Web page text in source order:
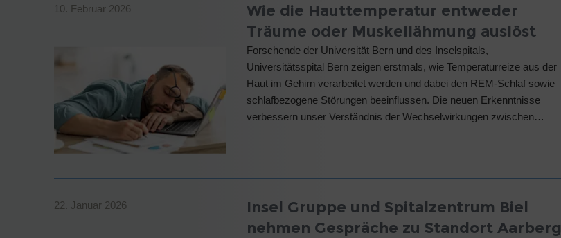
10. Februar 2026
Wie die Hauttemperatur entweder
Träume oder Muskellähmung auslöst
Forschende der Universität Bern und des Inselspitals,
Universitätsspital Bern zeigen erstmals, wie Temperaturreize aus der
Haut im Gehirn verarbeitet werden und dabei den REM-Schlaf sowie
schlafbezogene Störungen beeinflussen. Die neuen Erkenntnisse
verbessern unser Verständnis der Wechselwirkungen zwischen…
22. Januar 2026
Insel Gruppe und Spitalzentrum Biel
nehmen Gespräche zu Standort Aarberg